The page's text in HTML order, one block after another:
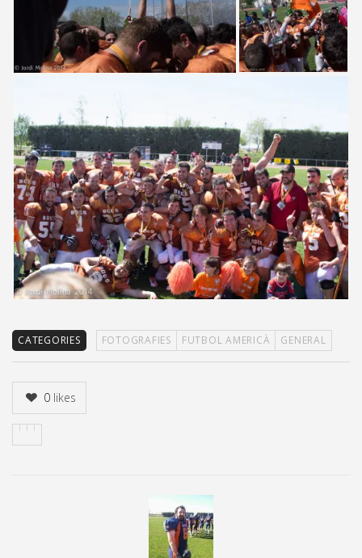
CATEGORIES FOTOGRAFIES FUTBOL AMERICÀ GENERAL
0 likes